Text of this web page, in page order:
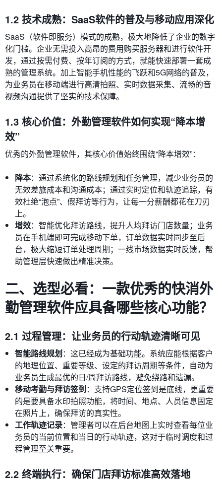
1.2 技术成熟：SaaS软件的普及与移动应用深化
SaaS（软件即服务）模式的成熟，极大地降低了企业的数字
化门槛。企业无需投入高昂的费用购买服务器和进行软件开
发，通过按需付费、按年订阅的方式，就能快速部署一套成
熟的管理系统。加上智能手机性能的飞跃和5G网络的普及，
为业务员在移动端进行高清拍照、实时数据采集、流畅的音
视频沟通提供了坚实的技术保障。
1.3 核心价值：外勤管理软件如何实现“降本增
效”
优秀的外勤管理软件，其核心价值始终围绕“降本增效”：
降本：通过系统化的路线规划和任务管理，减少业务员的
无效差旅成本和沟通成本；通过实时定位和轨迹追踪，有
效杜绝“泡点”、假拜访等行为，让每一分薪酬都花在刀刃
上。
增效：智能优化拜访路线，提升人均拜访门店数量；业务
员在手机端即可完成移动下单，订单数据实时同步至后
台，极大缩短订单处理周期；一线市场数据实时反馈，帮
助管理层快速做出精准决策。
二、选型必看：一款优秀的快消外
勤管理软件应具备哪些核心功能？
2.1 过程管理：让业务员的行动轨迹清晰可见
智能路线规划：这已经成为基础功能。系统应能根据客户
的地理位置、重要等级、设定的拜访周期等条件，自动为
业务员生成最优的日/周拜访路线，避免绕路和遗漏。
移动考勤与拜访签到：支持GPS定位签到是底线，更重要
的是要具备水印拍照功能，将时间、地点、人员信息固定
在照片上，确保拜访的真实性。
工作轨迹记录：管理者可以在后台地图上实时查看每位业
务员的当前位置和当日的行动轨迹，这对于临时调度和过
程管理至关重要。
2.2 终端执行：确保门店拜访标准高效落地